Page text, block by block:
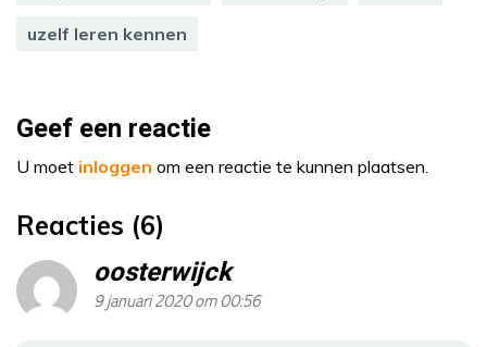
uzelf leren kennen
Geef een reactie
U moet inloggen om een reactie te kunnen plaatsen.
Reacties (6)
oosterwijck
9 januari 2020 om 00:56